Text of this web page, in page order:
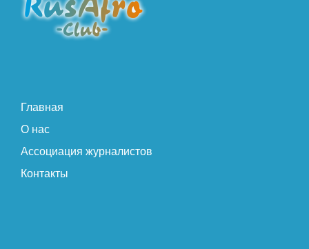
Главная
О нас
Ассоциация журналистов
Контакты